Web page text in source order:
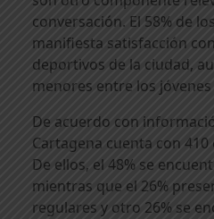
conversación. El 58% de
manifiesta satisfacción
deportivos de la ciudad,
menores entre los
De acuerdo con
Cartagena cuenta con
De ellos, el 48% se
mientras que el 26%
regulares y otro 26% se